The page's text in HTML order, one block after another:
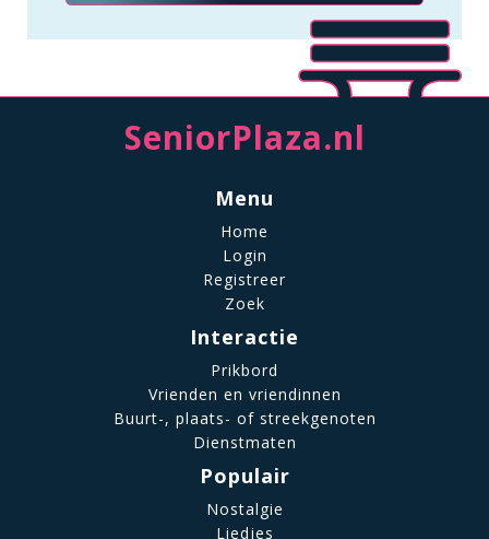
SeniorPlaza.nl
Menu
Home
Login
Registreer
Zoek
Interactie
Prikbord
Vrienden en vriendinnen
Buurt-, plaats- of streekgenoten
Dienstmaten
Populair
Nostalgie
Liedjes